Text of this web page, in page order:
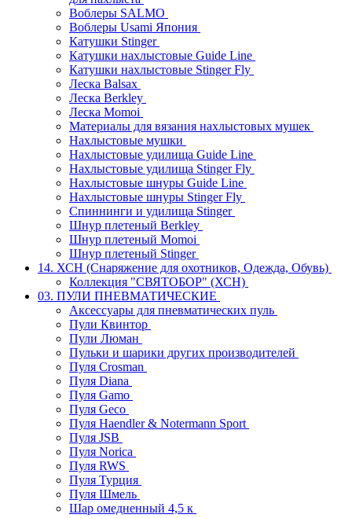
Воблеры SALMO
Воблеры Usami Япония
Катушки Stinger
Катушки нахлыстовые Guide Line
Катушки нахлыстовые Stinger Fly
Леска Balsax
Леска Berkley
Леска Momoi
Материалы для вязания нахлыстовых мушек
Нахлыстовые мушки
Нахлыстовые удилища Guide Line
Нахлыстовые удилища Stinger Fly
Нахлыстовые шнуры Guide Line
Нахлыстовые шнуры Stinger Fly
Спиннинги и удилища Stinger
Шнур плетеный Berkley
Шнур плетеный Momoi
Шнур плетеный Stinger
14. ХСН (Снаряжение для охотников, Одежда, Обувь)
Коллекция "СВЯТОБОР" (ХСН)
03. ПУЛИ ПНЕВМАТИЧЕСКИЕ
Аксессуары для пневматических пуль
Пули Квинтор
Пули Люман
Пульки и шарики других производителей
Пуля Crosman
Пуля Diana
Пуля Gamo
Пуля Geco
Пуля Haendler & Notermann Sport
Пуля JSB
Пуля Norica
Пуля RWS
Пуля Турция
Пуля Шмель
Шар омедненный 4,5 к